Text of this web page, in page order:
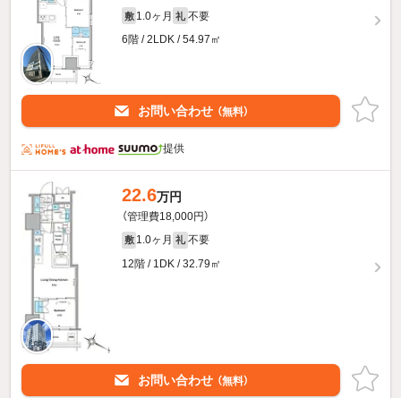
敷 1.0ヶ月 礼 不要
6階 / 2LDK / 54.97㎡
お問い合わせ （無料）
提供
22.6万円
（管理費18,000円）
敷 1.0ヶ月 礼 不要
12階 / 1DK / 32.79㎡
お問い合わせ （無料）